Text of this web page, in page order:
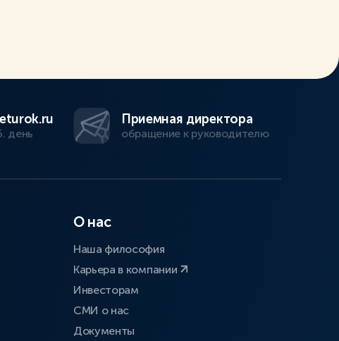
день
Приемная директора
обращение к руководителю
О нас
Наша философия
Карьера в компании
Инвесторам
СМИ о нас
Документы